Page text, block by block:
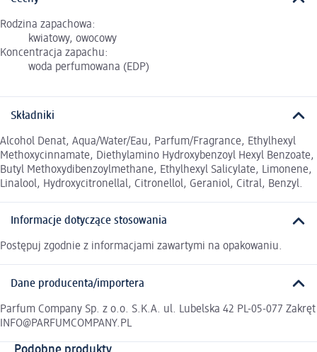
Rodzina zapachowa:
kwiatowy, owocowy
Koncentracja zapachu:
woda perfumowana (EDP)
Składniki
Alcohol Denat, Aqua/Water/Eau, Parfum/Fragrance, Ethylhexyl
Methoxycinnamate, Diethylamino Hydroxybenzoyl Hexyl Benzoate,
Butyl Methoxydibenzoylmethane, Ethylhexyl Salicylate, Limonene,
Linalool, Hydroxycitronellal, Citronellol, Geraniol, Citral, Benzyl.
Informacje dotyczące stosowania
Postępuj zgodnie z informacjami zawartymi na opakowaniu.
Dane producenta/importera
Parfum Company Sp. z o.o. S.K.A. ul. Lubelska 42 PL-05-077 Zakręt
INFO@PARFUMCOMPANY.PL